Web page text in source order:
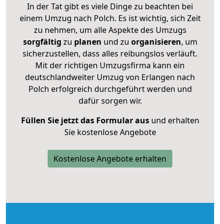
In der Tat gibt es viele Dinge zu beachten bei
einem Umzug nach Polch. Es ist wichtig, sich Zeit
zu nehmen, um alle Aspekte des Umzugs
sorgfältig zu planen und zu organisieren, um
sicherzustellen, dass alles reibungslos verläuft.
Mit der richtigen Umzugsfirma kann ein
deutschlandweiter Umzug von Erlangen nach
Polch erfolgreich durchgeführt werden und
dafür sorgen wir.
Füllen Sie jetzt das Formular ausund erhalten
Sie kostenlose Angebote
Kostenlose Angebote erhalten